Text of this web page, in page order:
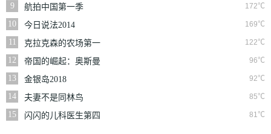
9
172℃
航拍中国第一季
10
169℃
今日说法2014
11
122℃
克拉克森的农场第一
季
12 96℃
帝国的崛起：奥斯曼
第一季
13 92℃
金银岛2018
14
85℃
夫妻不是同林鸟
15
81℃
闪闪的儿科医生第四